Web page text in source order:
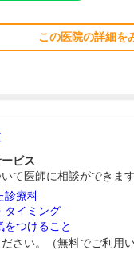
この医院の詳細を
ビス
て医師に相談ができます
診療科
タイミング
をつけること
さい。（無料でご利用